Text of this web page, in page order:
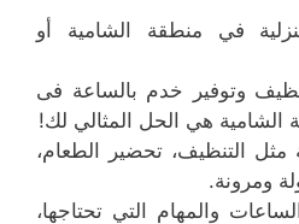
في منطقة الشامية أو
وتوفير خدم بالساعة فى
الشامية هي الحل المثالي لك!
التنظيف، تحضير الطعام،
ومرونة.
والمهام التي تحتاجها،